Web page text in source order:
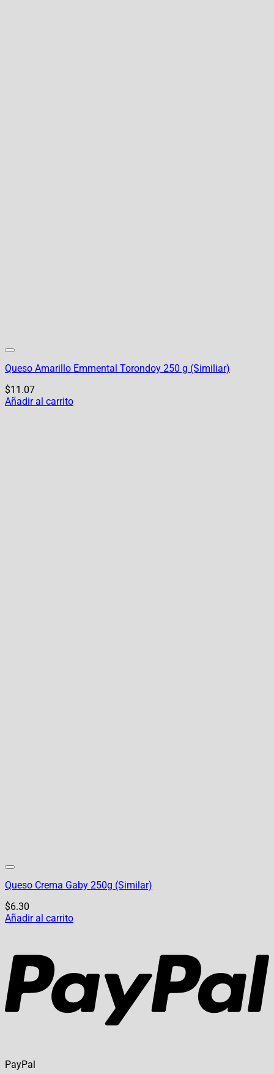
Queso Amarillo Emmental Torondoy 250 g (Similiar)
$11.07
Añadir al carrito
Queso Crema Gaby 250g (Similar)
$6.30
Añadir al carrito
PayPal